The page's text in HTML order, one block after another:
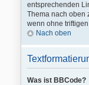
entsprechenden
Thema nach oben
wenn ohne
Nach oben
Was ist BBCode?